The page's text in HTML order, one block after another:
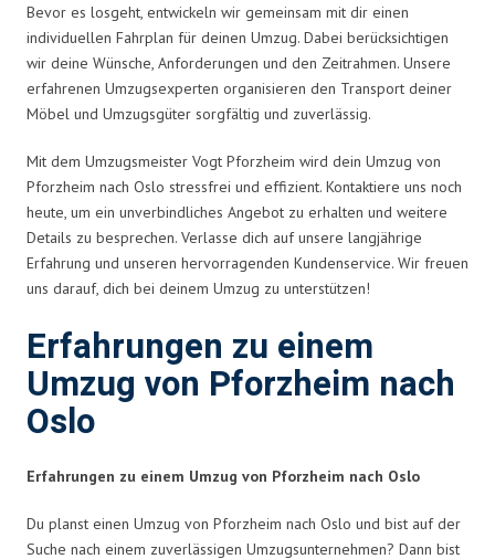
Bevor es losgeht, entwickeln wir gemeinsam mit dir einen
individuellen Fahrplan für deinen Umzug. Dabei berücksichtigen
wir deine Wünsche, Anforderungen und den Zeitrahmen. Unsere
erfahrenen Umzugsexperten organisieren den Transport deiner
Möbel und Umzugsgüter sorgfältig und zuverlässig.
Mit dem Umzugsmeister Vogt Pforzheim wird dein Umzug von
Pforzheim nach Oslo stressfrei und effizient. Kontaktiere uns noch
heute, um ein unverbindliches Angebot zu erhalten und weitere
Details zu besprechen. Verlasse dich auf unsere langjährige
Erfahrung und unseren hervorragenden Kundenservice. Wir freuen
uns darauf, dich bei deinem Umzug zu unterstützen!
Erfahrungen zu einem
Umzug von Pforzheim nach
Oslo
Erfahrungen zu einem Umzug von Pforzheim nach Oslo
Du planst einen Umzug von Pforzheim nach Oslo und bist auf der
Suche nach einem zuverlässigen Umzugsunternehmen? Dann bist